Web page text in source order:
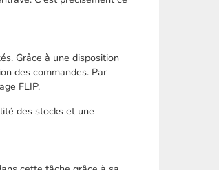
Grâce à une disposition
des commandes. Par
FLIP.
des stocks et une